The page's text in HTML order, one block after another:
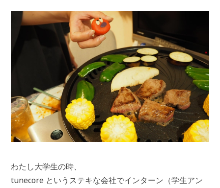
わたし大学生の時、
tunecore というステキな会社でインターン（学生アン